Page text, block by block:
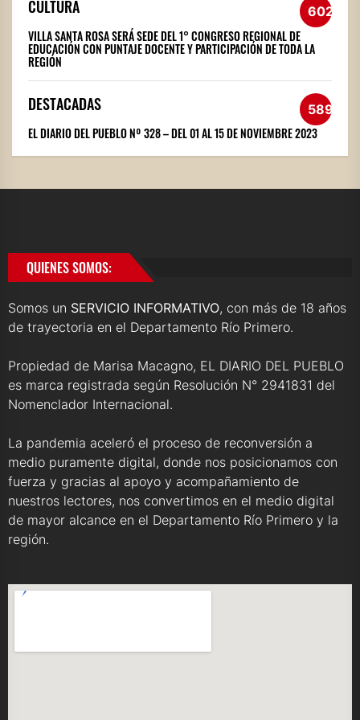
CULTURA 602
VILLA SANTA ROSA SERÁ SEDE DEL 1° CONGRESO REGIONAL DE
EDUCACIÓN CON PUNTAJE DOCENTE Y PARTICIPACIÓN DE TODA LA
REGIÓN
DESTACADAS 589
EL DIARIO DEL PUEBLO Nº 328 – DEL 01 AL 15 DE NOVIEMBRE 2023
QUIENES SOMOS:
Somos un SERVICIO INFORMATIVO, con más de 18 años
de trayectoria en el Departamento Río Primero.
Propiedad de Marisa Macagno, EL DIARIO DEL PUEBLO
es marca registrada según Resolución N° 2941831 del
Nomenclador Internacional.
La pandemia aceleró el proceso de reconversión a
medio puramente digital, donde nos posicionamos con
fuerza y gracias al apoyo y acompañamiento de
nuestros lectores, nos convertimos en el medio digital
de mayor alcance en el Departamento Río Primero y la
región.